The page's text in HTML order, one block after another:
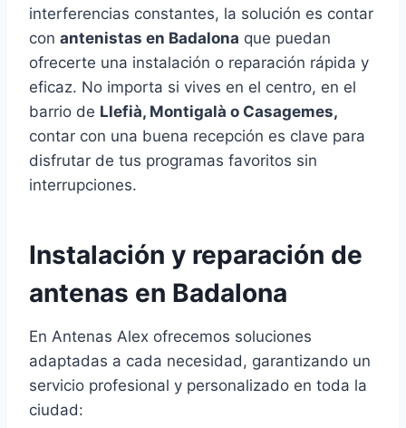
interferencias constantes, la solución es contar
con antenistas en Badalona que puedan
ofrecerte una instalación o reparación rápida y
eficaz. No importa si vives en el centro, en el
barrio de Llefià, Montigalà o Casagemes,
contar con una buena recepción es clave para
disfrutar de tus programas favoritos sin
interrupciones.
Instalación y reparación de
antenas en Badalona
En Antenas Alex ofrecemos soluciones
adaptadas a cada necesidad, garantizando un
servicio profesional y personalizado en toda la
ciudad: